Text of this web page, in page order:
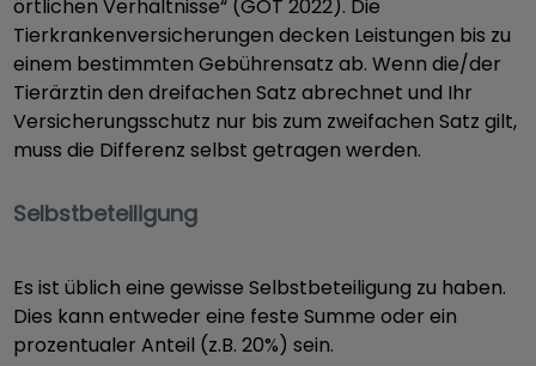
örtlichen Verhältnisse“ (GOT 2022). Die
Tierkrankenversicherungen decken Leistungen bis zu
einem bestimmten Gebührensatz ab. Wenn die/der
Tierärztin den dreifachen Satz abrechnet und Ihr
Versicherungsschutz nur bis zum zweifachen Satz gilt,
muss die Differenz selbst getragen werden.
Selbstbeteiligung
Es ist üblich eine gewisse Selbstbeteiligung zu haben.
Dies kann entweder eine feste Summe oder ein
prozentualer Anteil (z.B. 20%) sein.